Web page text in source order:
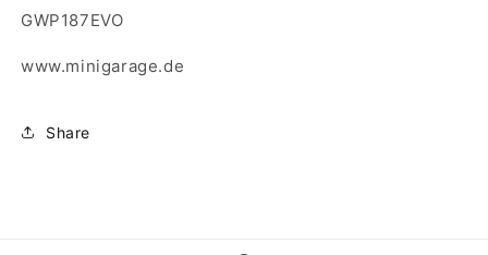
1990-
GWP187EVOGWP187EVO
GWP187EVO
www.minigarage.de
Share